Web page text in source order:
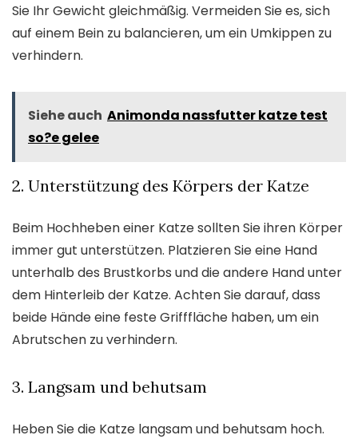
Sie Ihr Gewicht gleichmäßig. Vermeiden Sie es, sich
auf einem Bein zu balancieren, um ein Umkippen zu
verhindern.
Siehe auch Animonda nassfutter katze test
so?e gelee
2. Unterstützung des Körpers der Katze
Beim Hochheben einer Katze sollten Sie ihren Körper
immer gut unterstützen. Platzieren Sie eine Hand
unterhalb des Brustkorbs und die andere Hand unter
dem Hinterleib der Katze. Achten Sie darauf, dass
beide Hände eine feste Grifffläche haben, um ein
Abrutschen zu verhindern.
3. Langsam und behutsam
Heben Sie die Katze langsam und behutsam hoch.